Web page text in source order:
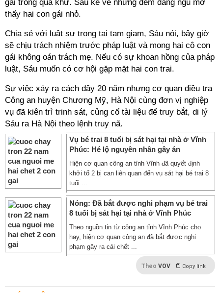
gái trong quá khứ. Sáu kể về những đêm đang ngủ mơ
thấy hai con gái nhỏ.
Chia sẻ với luật sư trong tại tạm giam, Sáu nói, bây giờ
sẽ chịu trách nhiệm trước pháp luật và mong hai cô con
gái không oán trách mẹ. Nếu có sự khoan hồng của pháp
luật, Sáu muốn có cơ hội gặp mặt hai con trai.
Sự việc xảy ra cách đây 20 năm nhưng cơ quan điều tra
Công an huyện Chương Mỹ, Hà Nội cùng đơn vị nghiệp
vụ đã kiên trì trinh sát, củng cố tài liệu để truy bắt, di lý
Sáu ra Hà Nội theo lệnh truy nã.
Vụ bé trai 8 tuổi bị sát hại tại nhà ở Vĩnh
Phúc: Hé lộ nguyên nhân gây án
Hiện cơ quan công an tỉnh Vĩnh đã quyết định
khởi tố 2 bị can liên quan đến vụ sát hại bé trai 8
tuổi ...
Nóng: Đã bắt được nghi phạm vụ bé trai
8 tuổi bị sát hại tại nhà ở Vĩnh Phúc
Theo nguồn tin từ công an tỉnh Vĩnh Phúc cho
hay, hiện cơ quan công an đã bắt được nghi
phạm gây ra cái chết ...
Theo VOV Copy link